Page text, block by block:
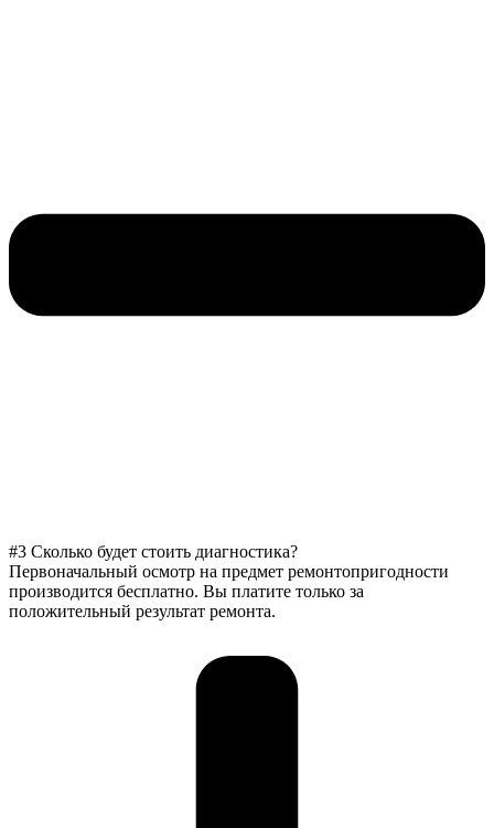
#3 Сколько будет стоить диагностика?
Первоначальный осмотр на предмет ремонтопригодности
производится бесплатно. Вы платите только за
положительный результат ремонта.